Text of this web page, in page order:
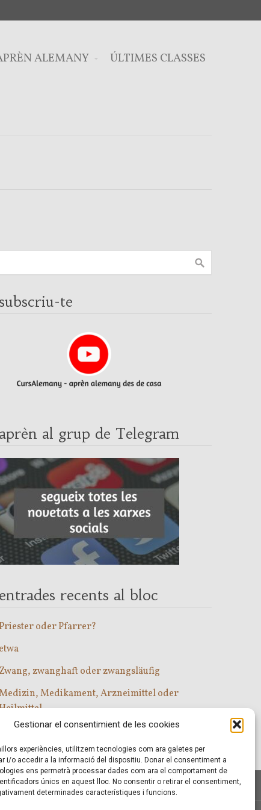
Gestionar el consentimient de les cookies
experiències, utilitzem tecnologies com ara galetes per
i/o accedir a la informació del dispositiu. Donar el consentiment a
ens permetrà processar dades com ara el comportament de
únics en aquest lloc. No consentir o retirar el consentiment,
determinades característiques i funcions.
ALEMANY ÚLTIMES CLASSES
te
aprèn al grup de Telegram
entrades recents al bloc
Priester oder Pfarrer?
etwa
Zwang, zwanghaft oder zwangsläufig
Medikament, Arzneimittel oder
Com entrar a les classes d’alemany?